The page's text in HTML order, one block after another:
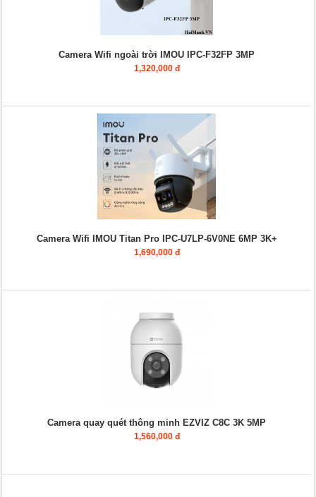
Camera Wifi ngoài trời IMOU IPC-F32FP 3MP
1,320,000 đ
Camera Wifi IMOU Titan Pro IPC-U7LP-6V0NE 6MP 3K+
1,690,000 đ
Camera quay quét thông minh EZVIZ C8C 3K 5MP
1,560,000 đ